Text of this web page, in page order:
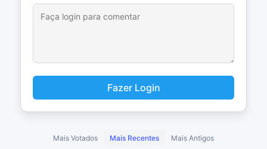
Fazer Login
Mais Votados Mais Recentes Mais Antigos